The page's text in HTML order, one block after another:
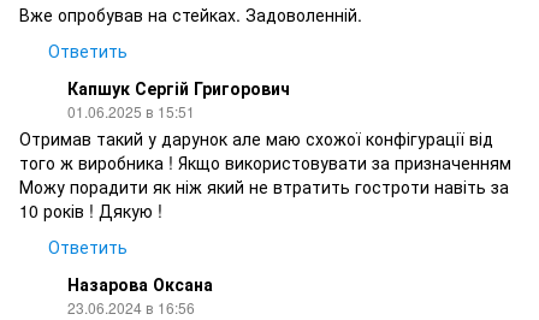
Вже опробував на стейках. Задоволенній.
Ответить
Капшук Сергій Григорович
01.06.2025 в 15:51
Отримав такий у дарунок але маю схожої конфігурації від
того ж виробника ! Якщо використовувати за призначенням
Можу порадити як ніж який не втратить гостроти навіть за
10 років ! Дякую !
Ответить
Назарова Оксана
23.06.2024 в 16:56